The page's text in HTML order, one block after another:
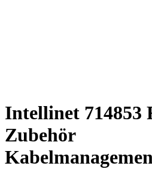
Intellinet 714853
Zubehör